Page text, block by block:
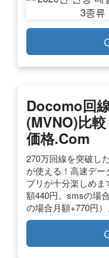
Docomo回
(MVNO)比
価格.com
270万回線を突破し
が使える！高速デ
プリが十分楽しめ
額440円。smsの場
の場合月額+770円）